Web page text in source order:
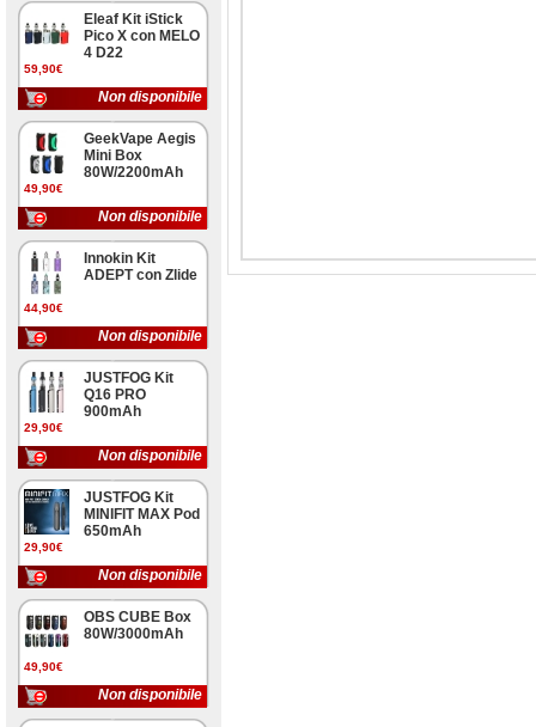
59,90€
Eleaf Kit iStick
Pico X con MELO
4 D22
Non disponibile
49,90€
GeekVape Aegis
Mini Box
80W/2200mAh
Non disponibile
44,90€
Innokin Kit
ADEPT con Zlide
Non disponibile
29,90€
JUSTFOG Kit
Q16 PRO
900mAh
Non disponibile
29,90€
JUSTFOG Kit
MINIFIT MAX Pod
650mAh
Non disponibile
49,90€
OBS CUBE Box
80W/3000mAh
Non disponibile